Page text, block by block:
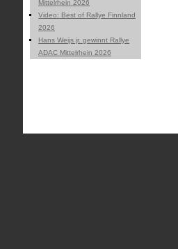
Mittelrhein 2026
Video: Best of Rallye Finnland
2026
Hans Weijs jr. gewinnt Rallye
ADAC Mittelrhein 2026